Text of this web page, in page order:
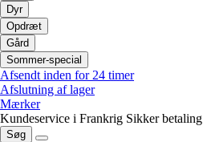
Dyr
Opdræt
Gård
Sommer-special
Afsendt inden for 24 timer
Afslutning af lager
Mærker
Kundeservice i Frankrig Sikker betaling
Søg